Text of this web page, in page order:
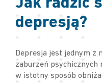
Jak radzić
depresją?
Depresja jest jednym z
zaburzeń psychicznych
w istotny sposób